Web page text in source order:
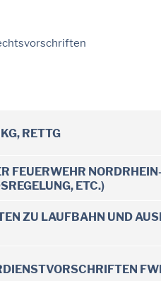
RETTG
FEUERWEHR
ETC.)
ZU LAUFBAHN UND